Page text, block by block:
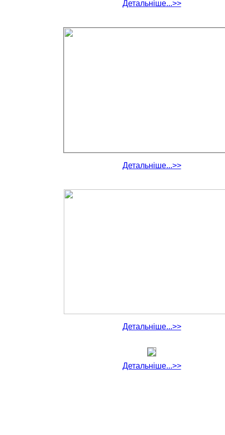
Детальніше...>>
Детальніше...>>
Детальніше...>>
Детальніше...>>